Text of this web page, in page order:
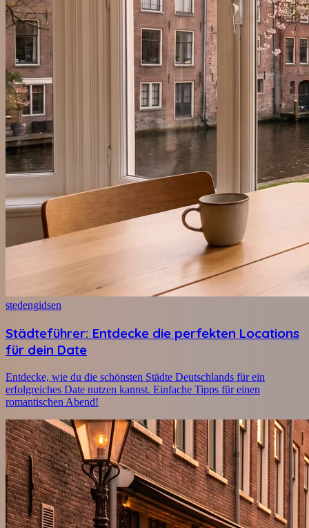
stedengidsen
Städteführer: Entdecke die perfekten Locations
für dein Date
Entdecke, wie du die schönsten Städte Deutschlands für ein
erfolgreiches Date nutzen kannst. Einfache Tipps für einen
romantischen Abend!